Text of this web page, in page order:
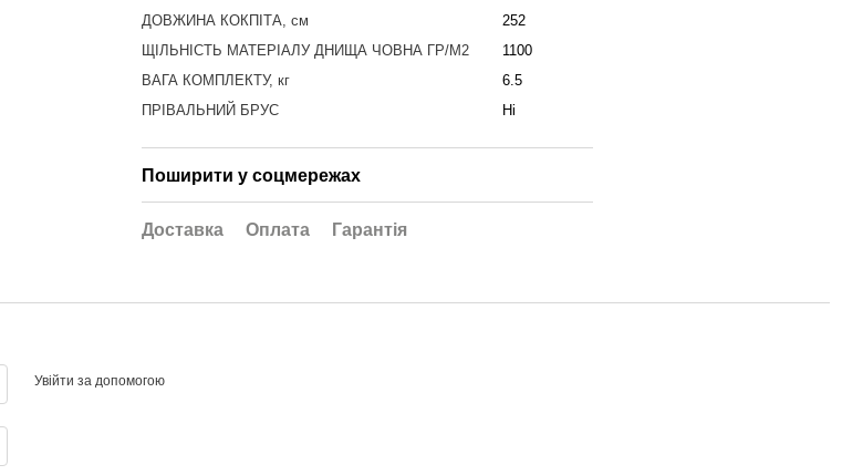
ДОВЖИНА КОКПІТА, см
252
ЩІЛЬНІСТЬ МАТЕРІАЛУ ДНИЩА ЧОВНА ГР/М2
1100
ВАГА КОМПЛЕКТУ, кг
6.5
ПРІВАЛЬНИЙ БРУС
Ні
Поширити у соцмережах
Доставка Оплата Гарантія
Увійти за допомогою